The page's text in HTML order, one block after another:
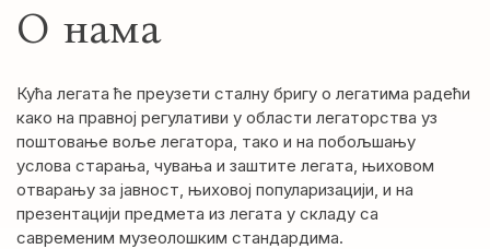
О нама
Кућа легата ће преузети сталну бригу о легатима радећи
како на правној регулативи у области легаторства уз
поштовање воље легатора, тако и на побољшању
услова старања, чувања и заштите легата, њиховом
отварању за јавност, њиховој популаризацији, и на
презентацији предмета из легата у складу са
савременим музеолошким стандардима.